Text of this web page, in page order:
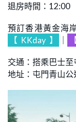
退房時間：12:00
預訂香港黃金海
【 KKday 】
交通：搭乘巴士
地址：屯門青山公